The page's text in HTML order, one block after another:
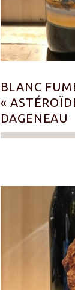
BLANC
«
DAGENEAU